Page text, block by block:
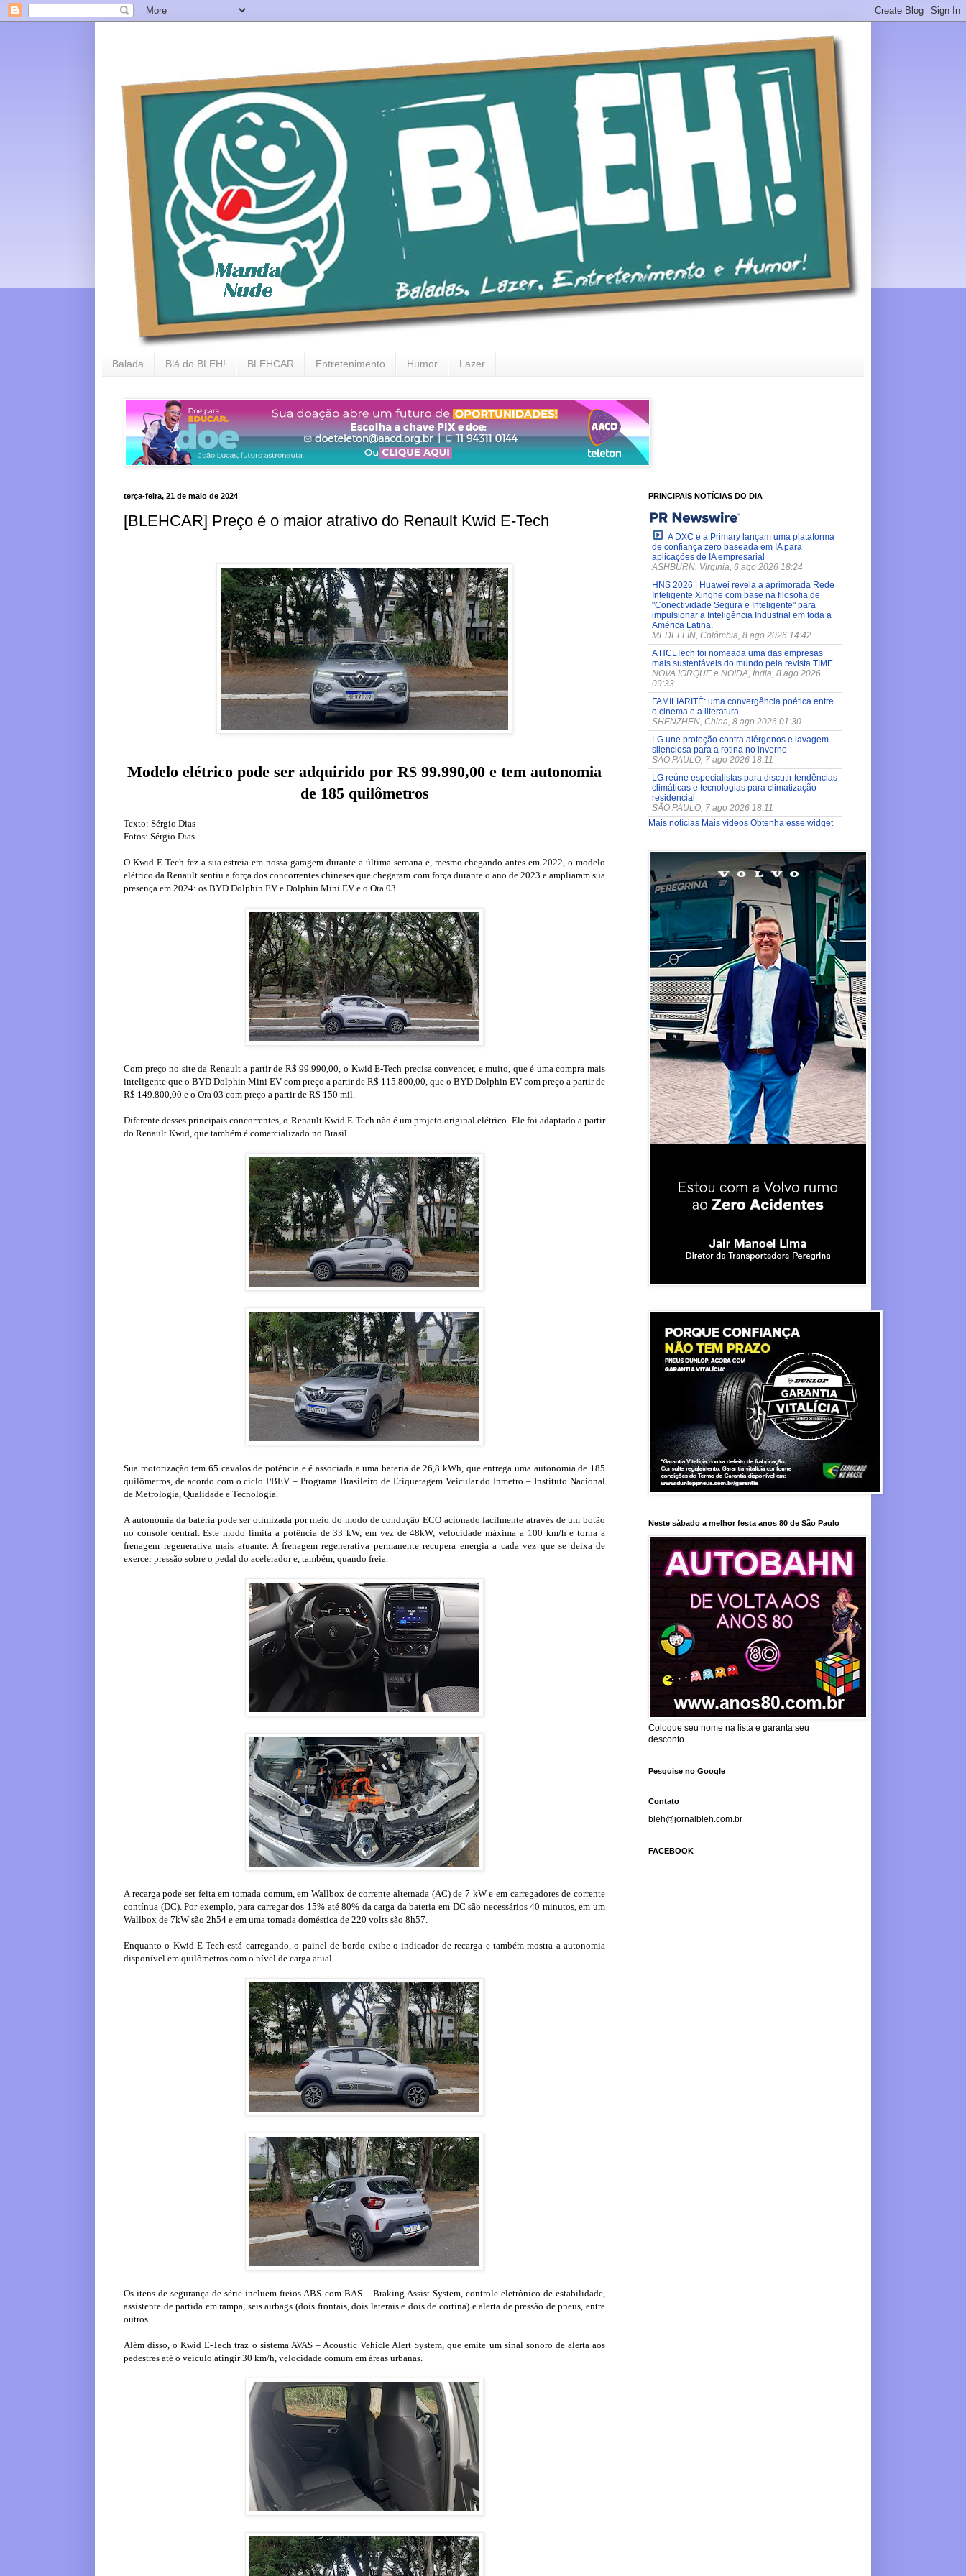
Balada Blá do BLEH! BLEHCAR Entretenimento Humor Lazer
terça-feira, 21 de maio de 2024
[BLEHCAR] Preço é o maior atrativo do Renault Kwid E-Tech
Modelo elétrico pode ser adquirido por R$ 99.990,00 e tem autonomia
de 185 quilômetros
Texto: Sérgio Dias
Fotos: Sérgio Dias
O Kwid E-Tech fez a sua estreia em nossa garagem durante a última semana e, mesmo chegando antes em 2022, o modelo
elétrico da Renault sentiu a força dos concorrentes chineses que chegaram com força durante o ano de 2023 e ampliaram sua
presença em 2024: os BYD Dolphin EV e Dolphin Mini EV e o Ora 03.
Com preço no site da Renault a partir de R$ 99.990,00, o Kwid E-Tech precisa convencer, e muito, que é uma compra mais
inteligente que o BYD Dolphin Mini EV com preço a partir de R$ 115.800,00, que o BYD Dolphin EV com preço a partir de
R$ 149.800,00 e o Ora 03 com preço a partir de R$ 150 mil.
Diferente desses principais concorrentes, o Renault Kwid E-Tech não é um projeto original elétrico. Ele foi adaptado a partir
do Renault Kwid, que também é comercializado no Brasil.
Sua motorização tem 65 cavalos de potência e é associada a uma bateria de 26,8 kWh, que entrega uma autonomia de 185
quilômetros, de acordo com o ciclo PBEV – Programa Brasileiro de Etiquetagem Veicular do Inmetro – Instituto Nacional
de Metrologia, Qualidade e Tecnologia.
A autonomia da bateria pode ser otimizada por meio do modo de condução ECO acionado facilmente através de um botão
no console central. Este modo limita a potência de 33 kW, em vez de 48kW, velocidade máxima a 100 km/h e torna a
frenagem regenerativa mais atuante. A frenagem regenerativa permanente recupera energia a cada vez que se deixa de
exercer pressão sobre o pedal do acelerador e, também, quando freia.
A recarga pode ser feita em tomada comum, em Wallbox de corrente alternada (AC) de 7 kW e em carregadores de corrente
contínua (DC). Por exemplo, para carregar dos 15% até 80% da carga da bateria em DC são necessários 40 minutos, em um
Wallbox de 7kW são 2h54 e em uma tomada doméstica de 220 volts são 8h57.
Enquanto o Kwid E-Tech está carregando, o painel de bordo exibe o indicador de recarga e também mostra a autonomia
disponível em quilômetros com o nível de carga atual.
Os itens de segurança de série incluem freios ABS com BAS – Braking Assist System, controle eletrônico de estabilidade,
assistente de partida em rampa, seis airbags (dois frontais, dois laterais e dois de cortina) e alerta de pressão de pneus, entre
outros.
Além disso, o Kwid E-Tech traz o sistema AVAS – Acoustic Vehicle Alert System, que emite um sinal sonoro de alerta aos
pedestres até o veículo atingir 30 km/h, velocidade comum em áreas urbanas.
PRINCIPAIS NOTÍCIAS DO DIA
A DXC e a Primary lançam uma plataforma
de confiança zero baseada em IA para
aplicações de IA empresarial
ASHBURN, Virgínia, 6 ago 2026 18:24
HNS 2026 | Huawei revela a aprimorada Rede
Inteligente Xinghe com base na filosofia de
"Conectividade Segura e Inteligente" para
impulsionar a Inteligência Industrial em toda a
América Latina.
MEDELLÍN, Colômbia, 8 ago 2026 14:42
A HCLTech foi nomeada uma das empresas
mais sustentáveis do mundo pela revista TIME.
NOVA IORQUE e NOIDA, Índia, 8 ago 2026
09:33
FAMILIARITÉ: uma convergência poética entre
o cinema e a literatura
SHENZHEN, China, 8 ago 2026 01:30
LG une proteção contra alérgenos e lavagem
silenciosa para a rotina no inverno
SÃO PAULO, 7 ago 2026 18:11
LG reúne especialistas para discutir tendências
climáticas e tecnologias para climatização
residencial
SÃO PAULO, 7 ago 2026 18:11
Mais notícias Mais vídeos Obtenha esse widget
Neste sábado a melhor festa anos 80 de São Paulo
Coloque seu nome na lista e garanta seu
desconto
Pesquise no Google
Contato
bleh@jornalbleh.com.br
FACEBOOK